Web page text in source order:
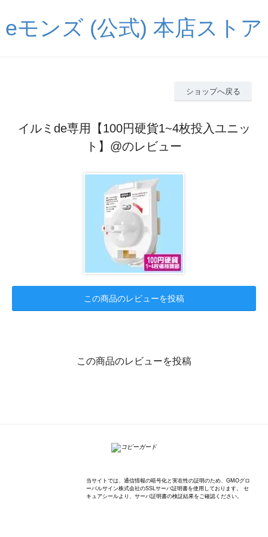
eモンズ (公式) 本店ストア
ショップへ戻る
イルミde専用【100円硬貨1~4枚投入ユニッ
ト】@のレビュー
この商品のレビューを投稿
この商品のレビューを投稿
当サイトでは、通信情報の暗号化と実在性の証明のため、GMOグロ
ーバルサイン株式会社のSSLサーバ証明書を使用しております。 セ
キュアシールより、サーバ証明書の検証結果をご確認ください。